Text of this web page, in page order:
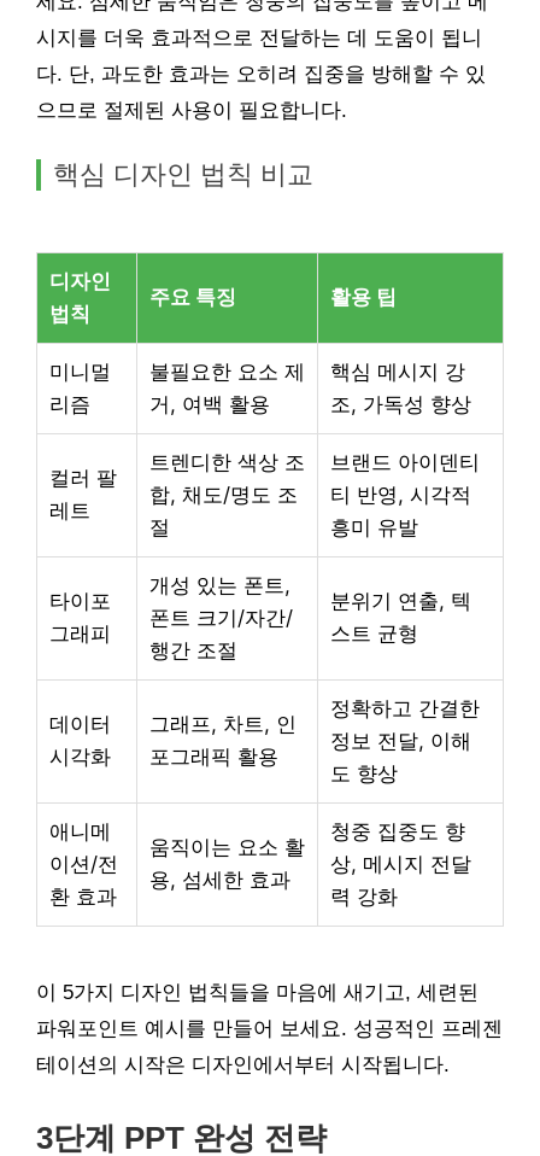
시지를 더욱 효과적으로 전달하는 데 도움이 됩니
다. 단, 과도한 효과는 오히려 집중을 방해할 수 있
으므로 절제된 사용이 필요합니다.
핵심 디자인 법칙 비교
디자인
법칙
주요 특징 활용 팁
미니멀
리즘
불필요한 요소 제
거, 여백 활용
핵심 메시지 강
조, 가독성 향상
컬러 팔
레트
트렌디한 색상 조
합, 채도/명도 조
절
브랜드 아이덴티
티 반영, 시각적
흥미 유발
타이포
그래피
개성 있는 폰트,
폰트 크기/자간/
행간 조절
분위기 연출, 텍
스트 균형
데이터
시각화
그래프, 차트, 인
포그래픽 활용
정확하고 간결한
정보 전달, 이해
도 향상
애니메
이션/전
환 효과
움직이는 요소 활
용, 섬세한 효과
청중 집중도 향
상, 메시지 전달
력 강화
이 5가지 디자인 법칙들을 마음에 새기고, 세련된
파워포인트 예시를 만들어 보세요. 성공적인 프레젠
테이션의 시작은 디자인에서부터 시작됩니다.
3단계 PPT 완성 전략